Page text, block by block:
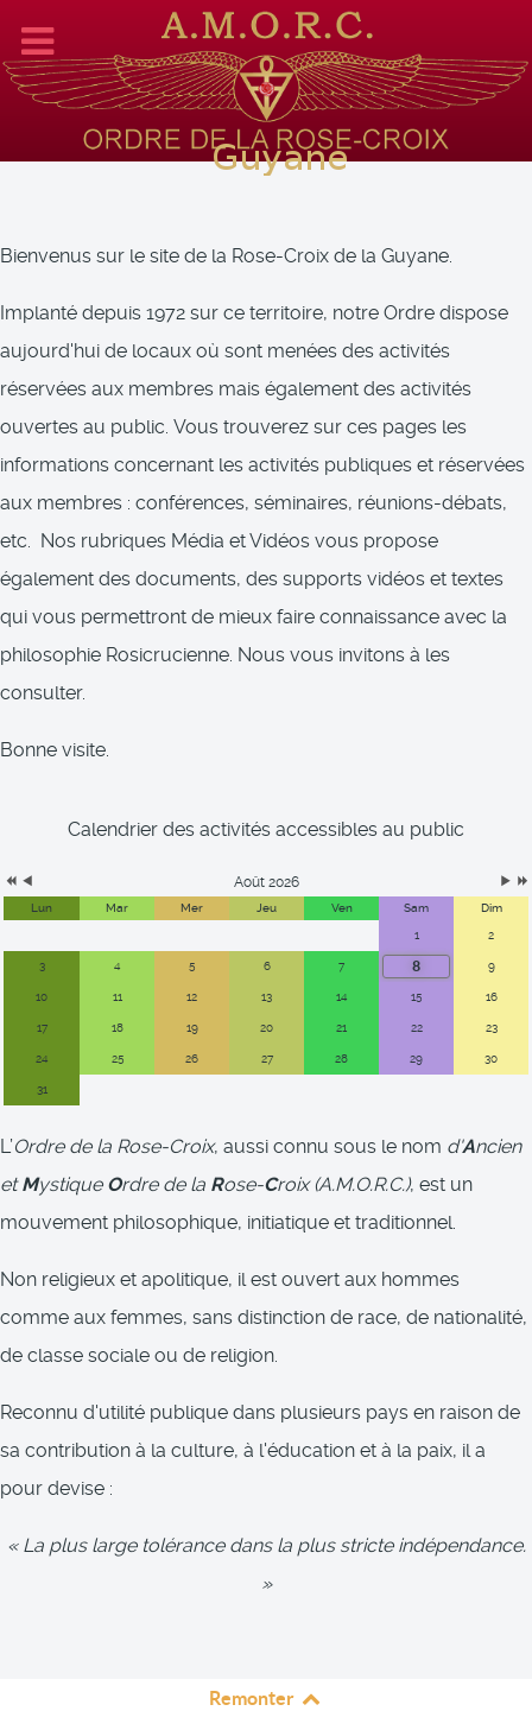
Bienvenus sur le site de la Rose-Croix de la Guyane.
Implanté depuis 1972 sur ce territoire, notre Ordre dispose
aujourd'hui de locaux où sont menées des activités
réservées aux membres mais également des activités
ouvertes au public. Vous trouverez sur ces pages les
informations concernant les activités publiques et réservées
aux membres : conférences, séminaires, réunions-débats,
etc. Nos rubriques Média et Vidéos vous propose
également des documents, des supports vidéos et textes
qui vous permettront de mieux faire connaissance avec la
philosophie Rosicrucienne. Nous vous invitons à les
consulter.
Bonne visite.
Calendrier des activités accessibles au public
précédente
précédent
Août 2026
Lun Mar Mer Jeu Ven Sam Dim
1 2
3 4 5 6 7 8 9
10 11 12 13 14 15 16
17 18 19 20 21 22 23
24 25 26 27 28 29 30
31
L’Ordre de la Rose-Croix, aussi connu sous le nom d'Ancien
etMystique Ordre de la Rose‑Croix (A.M.O.R.C.), est un
mouvement philosophique, initiatique et traditionnel.
Non religieux et apolitique, il est ouvert aux hommes
comme aux femmes, sans distinction de race, de nationalité,
de classe sociale ou de religion.
Reconnu d'utilité publique dans plusieurs pays en raison de
sa contribution à la culture, à l'éducation et à la paix, il a
pour devise :
« La plus large tolérance dans la plus stricte indépendance.
»
Remonter